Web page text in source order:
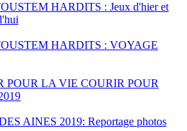
HARDITS : Jeux d'hier et
HARDITS : VOYAGE
POUR LA VIE COURIR POUR
AINES 2019: Reportage photos